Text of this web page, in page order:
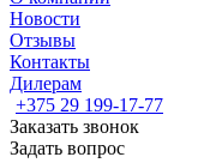
Новости
Отзывы
Контакты
Дилерам
+375 29 199-17-77
Заказать звонок
Задать вопрос